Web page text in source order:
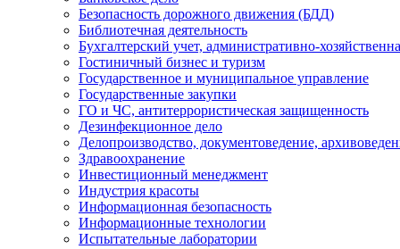
Безопасность дорожного движения (БДД)
Библиотечная деятельность
Бухгалтерский учет, административно-
Гостиничный бизнес и туризм
Государственное и муниципальное управление
Государственные закупки
ГО и ЧС, антитеррористическая защищенность
Дезинфекционное дело
Делопроизводство, документоведение,
Здравоохранение
Инвестиционный менеджмент
Индустрия красоты
Информационная безопасность
Информационные технологии
Испытательные лаборатории